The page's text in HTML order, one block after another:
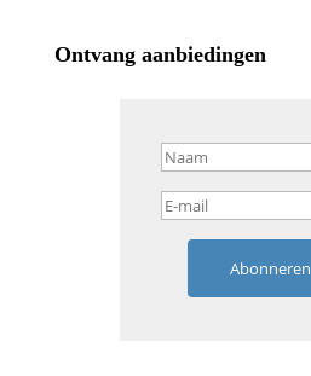
Ontvang aanbiedingen
Abonneren